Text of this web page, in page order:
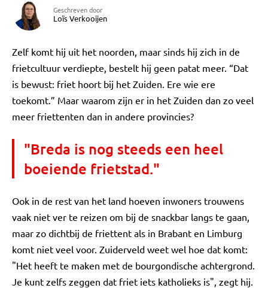
Geschreven door
Loïs Verkooijen
Zelf komt hij uit het noorden, maar sinds hij zich in de
frietcultuur verdiepte, bestelt hij geen patat meer. “Dat
is bewust: friet hoort bij het Zuiden. Ere wie ere
toekomt.” Maar waarom zijn er in het Zuiden dan zo veel
meer friettenten dan in andere provincies?
"Breda is nog steeds een heel
boeiende frietstad."
Ook in de rest van het land hoeven inwoners trouwens
vaak niet ver te reizen om bij de snackbar langs te gaan,
maar zo dichtbij de friettent als in Brabant en Limburg
komt niet veel voor. Zuiderveld weet wel hoe dat komt:
"Het heeft te maken met de bourgondische achtergrond.
Je kunt zelfs zeggen dat friet iets katholieks is", zegt hij.